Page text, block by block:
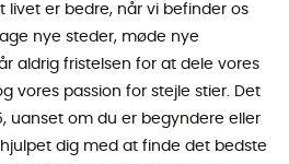
livet er bedre, når vi befinder os
nye steder, møde nye
aldrig fristelsen for at dele vores
vores passion for stejle stier. Det
uanset om du er begyndere eller
dig med at finde det bedste